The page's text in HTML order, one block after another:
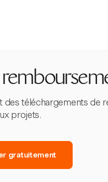
téléchargements de
projets.
gratuitement